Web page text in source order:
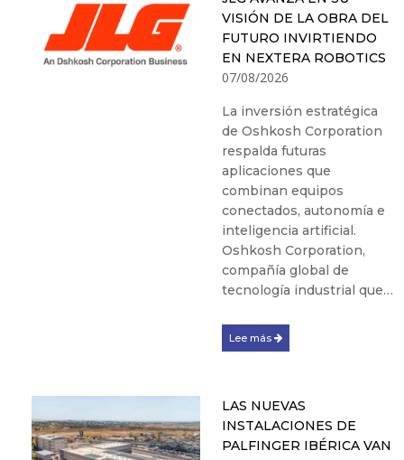
VISIÓN DE LA OBRA DEL
FUTURO INVIRTIENDO
EN NEXTERA ROBOTICS
07/08/2026
La inversión estratégica
de Oshkosh Corporation
respalda futuras
aplicaciones que
combinan equipos
conectados, autonomía e
inteligencia artificial.
Oshkosh Corporation,
compañía global de
tecnología industrial que…
Lee más
LAS NUEVAS
INSTALACIONES DE
PALFINGER IBÉRICA VAN